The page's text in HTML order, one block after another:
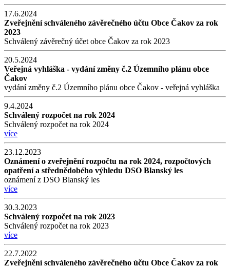
17.6.2024
Zveřejnění schváleného závěrečného účtu Obce Čakov za rok
2023
Schválený závěrečný účet obce Čakov za rok 2023
20.5.2024
Veřejná vyhláška - vydání změny č.2 Územního plánu obce
Čakov
vydání změny č.2 Územního plánu obce Čakov - veřejná vyhláška
9.4.2024
Schválený rozpočet na rok 2024
Schválený rozpočet na rok 2024
více
23.12.2023
Oznámení o zveřejnění rozpočtu na rok 2024, rozpočtových
opatření a střednědobého výhledu DSO Blanský les
oznámení z DSO Blanský les
více
30.3.2023
Schválený rozpočet na rok 2023
Schválený rozpočet na rok 2023
více
22.7.2022
Zveřejnění schváleného závěrečného účtu Obce Čakov za rok